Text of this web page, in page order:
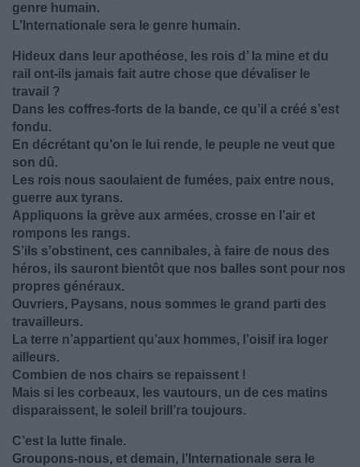
genre humain.
L’Internationale sera le genre humain.
Hideux dans leur apothéose, les rois d’ la mine et du
rail ont-ils jamais fait autre chose que dévaliser le
travail ?
Dans les coffres-forts de la bande, ce qu’il a créé s’est
fondu.
En décrétant qu’on le lui rende, le peuple ne veut que
son dû.
Les rois nous saoulaient de fumées, paix entre nous,
guerre aux tyrans.
Appliquons la grève aux armées, crosse en l’air et
rompons les rangs.
S’ils s’obstinent, ces cannibales, à faire de nous des
héros, ils sauront bientôt que nos balles sont pour nos
propres généraux.
Ouvriers, Paysans, nous sommes le grand parti des
travailleurs.
La terre n’appartient qu’aux hommes, l’oisif ira loger
ailleurs.
Combien de nos chairs se repaissent !
Mais si les corbeaux, les vautours, un de ces matins
disparaissent, le soleil brill’ra toujours.
C’est la lutte finale.
Groupons-nous, et demain, l’Internationale sera le